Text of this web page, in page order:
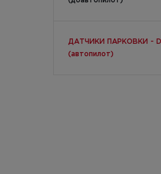
ДАТЧИКИ ПАРКОВКИ -
(автопилот)